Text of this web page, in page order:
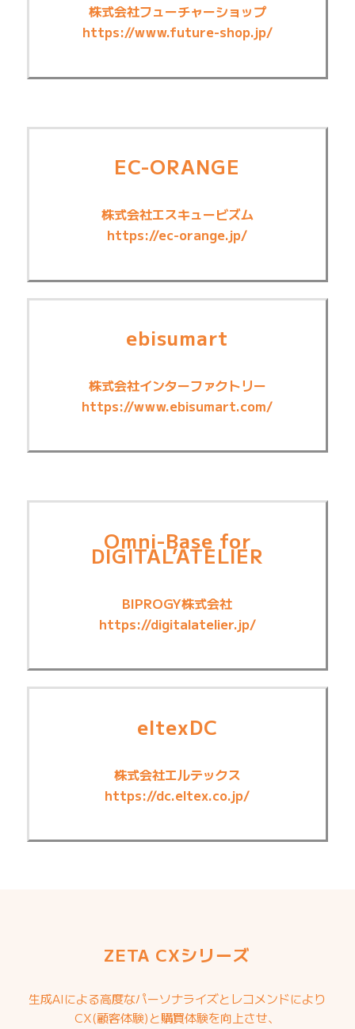
株式会社フューチャーショップ
https://www.future-shop.jp/
EC-ORANGE
株式会社エスキュービズム
https://ec-orange.jp/
ebisumart
株式会社インターファクトリー
https://www.ebisumart.com/
Omni-Base for
DIGITAL’ATELIER
BIPROGY株式会社
https://digitalatelier.jp/
eltexDC
株式会社エルテックス
https://dc.eltex.co.jp/
ZETA CXシリーズ
生成AIによる高度なパーソナライズとレコメンドにより
CX(顧客体験)と購買体験を向上させ、